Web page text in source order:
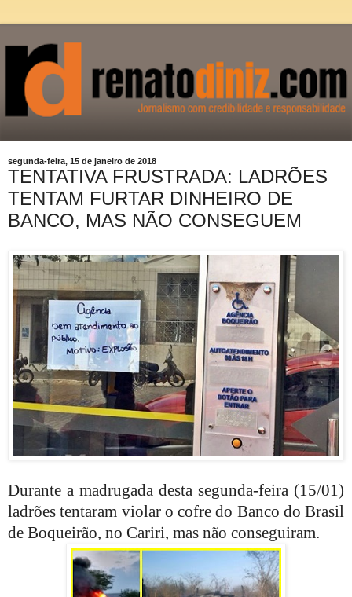
segunda-feira, 15 de janeiro de 2018
TENTATIVA FRUSTRADA: LADRÕES
TENTAM FURTAR DINHEIRO DE
BANCO, MAS NÃO CONSEGUEM
Durante a madrugada desta segunda-feira (15/01)
ladrões tentaram violar o cofre do Banco do Brasil
de Boqueirão, no Cariri, mas não conseguiram.